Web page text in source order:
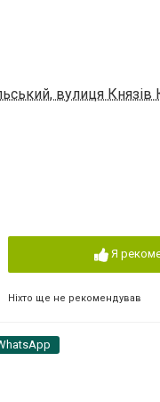
вулиця Князів
Я
Ніхто ще не рекомендував